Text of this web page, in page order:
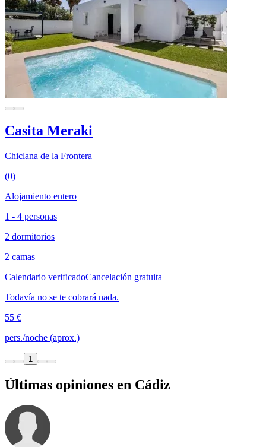
Casita Meraki
Chiclana de la Frontera
(0)
Alojamiento entero
1 - 4 personas
2 dormitorios
2 camas
Calendario verificadoCancelación gratuita
Todavía no se te cobrará nada.
55 €
pers./noche (aprox.)
1
Últimas opiniones en Cádiz